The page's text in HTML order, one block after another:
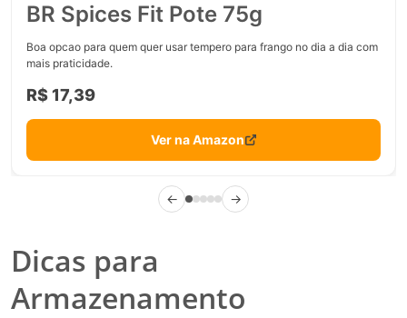
BR Spices Fit Pote 75g
Boa opcao para quem quer usar tempero para frango no dia a dia com
mais praticidade.
R$ 17,39
Ver na Amazon
← →
Dicas para
Armazenamento